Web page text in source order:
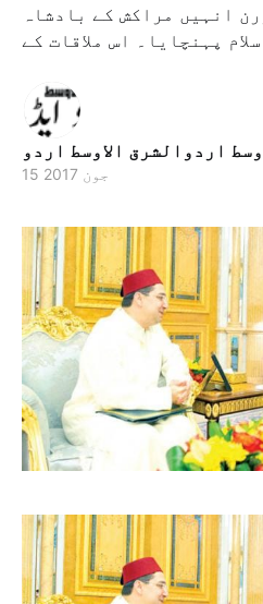
انہیں مراکش کے بادشاہ
اردوالشرق الاوسط اردو
15 جون 2017